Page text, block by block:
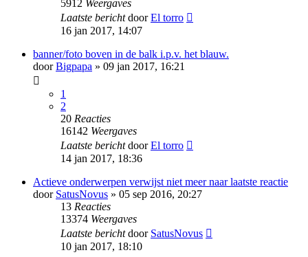
5912 Weergaves
Laatste berichtdoorEl torro
16 jan 2017, 14:07
banner/foto boven in de balk i.p.v. het blauw.
doorBigpapa » 09 jan 2017, 16:21
1
2
20 Reacties
16142 Weergaves
Laatste berichtdoorEl torro
14 jan 2017, 18:36
Actieve onderwerpen verwijst niet meer naar laatste reactie
door SatusNovus » 05 sep 2016, 20:27
13 Reacties
13374 Weergaves
Laatste berichtdoor SatusNovus
10 jan 2017, 18:10